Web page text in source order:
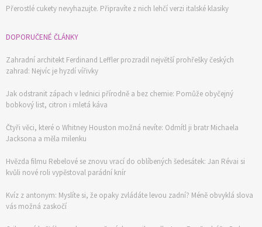
Přerostlé cukety nevyhazujte. Připravíte z nich lehčí verzi italské klasiky
DOPORUČENÉ ČLÁNKY
Zahradní architekt Ferdinand Leffler prozradil největší prohřešky českých
zahrad: Nejvíc je hyzdí vířivky
Jak odstranit zápach v lednici přírodně a bez chemie: Pomůže obyčejný
bobkový list, citron i mletá káva
Čtyři věci, které o Whitney Houston možná nevíte: Odmítl ji bratr Michaela
Jacksona a měla milenku
Hvězda filmu Rebelové se znovu vrací do oblíbených šedesátek: Jan Révai si
kvůli nové roli vypěstoval parádní knír
Kvíz z antonym: Myslíte si, že opaky zvládáte levou zadní? Méně obvyklá slova
vás možná zaskočí